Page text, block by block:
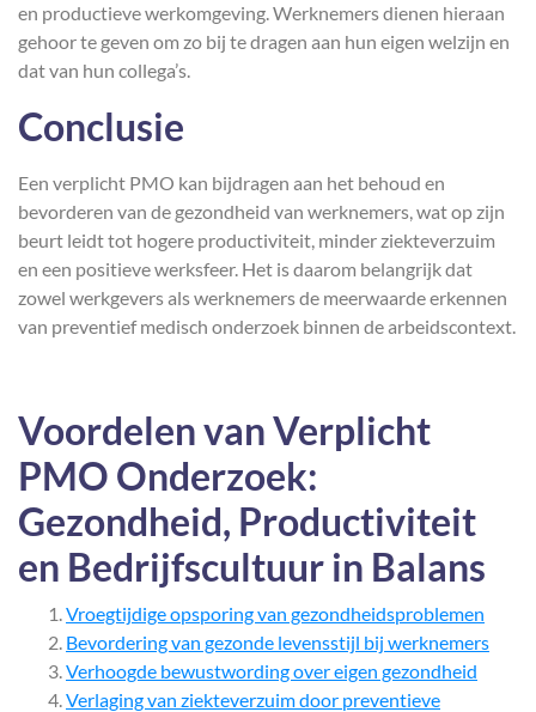
en productieve werkomgeving. Werknemers dienen hieraan
gehoor te geven om zo bij te dragen aan hun eigen welzijn en
dat van hun collega’s.
Conclusie
Een verplicht PMO kan bijdragen aan het behoud en
bevorderen van de gezondheid van werknemers, wat op zijn
beurt leidt tot hogere productiviteit, minder ziekteverzuim
en een positieve werksfeer. Het is daarom belangrijk dat
zowel werkgevers als werknemers de meerwaarde erkennen
van preventief medisch onderzoek binnen de arbeidscontext.
Voordelen van Verplicht
PMO Onderzoek:
Gezondheid, Productiviteit
en Bedrijfscultuur in Balans
Vroegtijdige opsporing van gezondheidsproblemen
Bevordering van gezonde levensstijl bij werknemers
Verhoogde bewustwording over eigen gezondheid
Verlaging van ziekteverzuim door preventieve